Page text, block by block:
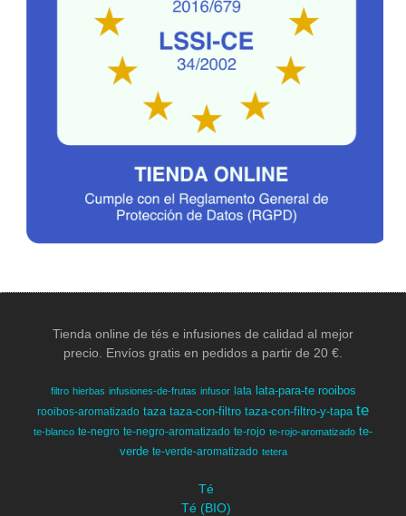
Tienda online de tés e infusiones de calidad al mejor
precio. Envíos gratis en pedidos a partir de 20 €.
filtro hierbas infusiones-de-frutas infusor lata lata-para-te rooibos
rooibos-aromatizado taza taza-con-filtro taza-con-filtro-y-tapa te
te-blanco te-negro te-negro-aromatizado te-rojo te-rojo-aromatizado te-
verde te-verde-aromatizado tetera
Té
Té (BIO)